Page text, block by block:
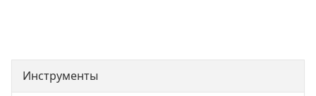
.
Инструменты